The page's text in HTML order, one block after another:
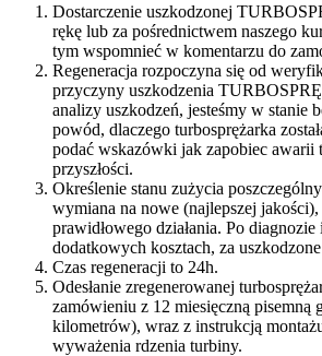
Dostarczenie uszkodzonej
rękę lub za pośrednictwem naszego
tym wspomnieć w komentarzu do
Regeneracja rozpoczyna się od
przyczyny uszkodzenia
analizy uszkodzeń, jesteśmy w stanie
powód, dlaczego turbosprężarka
podać wskazówki jak zapobiec awarii
przyszłości.
Określenie stanu zużycia
wymiana na nowe (najlepszej
prawidłowego działania. Po
dodatkowych kosztach, za
Czas regeneracji to 24h.
Odesłanie zregenerowanej
zamówieniu z 12 miesięczną pisemną
kilometrów), wraz z instrukcją
wyważenia rdzenia turbiny.